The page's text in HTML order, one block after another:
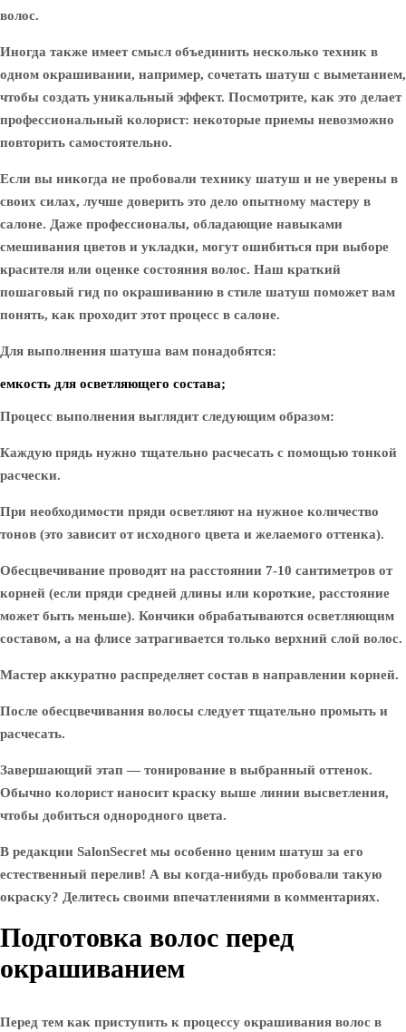
волос.
Иногда также имеет смысл объединить несколько техник в
одном окрашивании, например, сочетать шатуш с выметанием,
чтобы создать уникальный эффект. Посмотрите, как это делает
профессиональный колорист: некоторые приемы невозможно
повторить самостоятельно.
Если вы никогда не пробовали технику шатуш и не уверены в
своих силах, лучше доверить это дело опытному мастеру в
салоне. Даже профессионалы, обладающие навыками
смешивания цветов и укладки, могут ошибиться при выборе
красителя или оценке состояния волос. Наш краткий
пошаговый гид по окрашиванию в стиле шатуш поможет вам
понять, как проходит этот процесс в салоне.
Для выполнения шатуша вам понадобятся:
емкость для осветляющего состава;
Процесс выполнения выглядит следующим образом:
Каждую прядь нужно тщательно расчесать с помощью тонкой
расчески.
При необходимости пряди осветляют на нужное количество
тонов (это зависит от исходного цвета и желаемого оттенка).
Обесцвечивание проводят на расстоянии 7-10 сантиметров от
корней (если пряди средней длины или короткие, расстояние
может быть меньше). Кончики обрабатываются осветляющим
составом, а на флисе затрагивается только верхний слой волос.
Мастер аккуратно распределяет состав в направлении корней.
После обесцвечивания волосы следует тщательно промыть и
расчесать.
Завершающий этап — тонирование в выбранный оттенок.
Обычно колорист наносит краску выше линии высветления,
чтобы добиться однородного цвета.
В редакции SalonSecret мы особенно ценим шатуш за его
естественный перелив! А вы когда-нибудь пробовали такую
окраску? Делитесь своими впечатлениями в комментариях.
Подготовка волос перед
окрашиванием
Перед тем как приступить к процессу окрашивания волос в